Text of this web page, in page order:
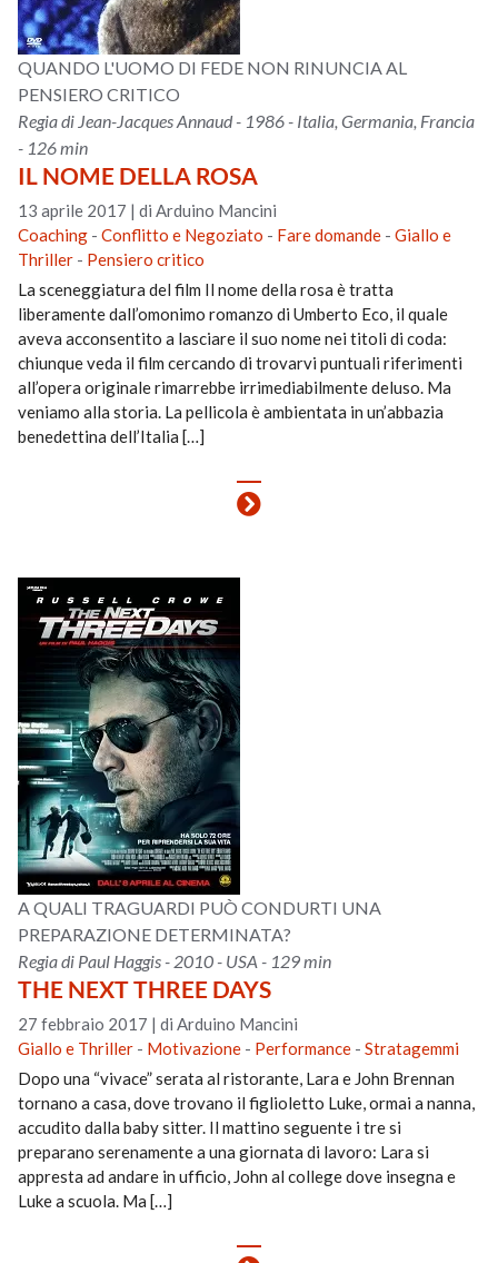
QUANDO L'UOMO DI FEDE NON RINUNCIA AL
PENSIERO CRITICO
Regia di Jean-Jacques Annaud - 1986 - Italia, Germania, Francia
- 126 min
IL NOME DELLA ROSA
13 aprile 2017 |di Arduino Mancini
Coaching -Conflitto e Negoziato - Fare domande -Giallo e
Thriller - Pensiero critico
La sceneggiatura del film Il nome della rosa è tratta
liberamente dall’omonimo romanzo di Umberto Eco, il quale
aveva acconsentito a lasciare il suo nome nei titoli di coda:
chiunque veda il film cercando di trovarvi puntuali riferimenti
all’opera originale rimarrebbe irrimediabilmente deluso. Ma
veniamo alla storia. La pellicola è ambientata in un’abbazia
benedettina dell’Italia […]
A QUALI TRAGUARDI PUÒ CONDURTI UNA
PREPARAZIONE DETERMINATA?
Regia di Paul Haggis - 2010 - USA - 129 min
THE NEXT THREE DAYS
27 febbraio 2017 |di Arduino Mancini
Giallo e Thriller - Motivazione - Performance -Stratagemmi
Dopo una “vivace” serata al ristorante, Lara e John Brennan
tornano a casa, dove trovano il figlioletto Luke, ormai a nanna,
accudito dalla baby sitter. Il mattino seguente i tre si
preparano serenamente a una giornata di lavoro: Lara si
appresta ad andare in ufficio, John al college dove insegna e
Luke a scuola. Ma […]